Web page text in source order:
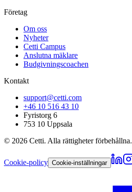
Företag
Om oss
Nyheter
Cetti Campus
Anslutna mäklare
Budgivningscoachen
Kontakt
support@cetti.com
+46 10 516 43 10
Fyristorg 6
753 10 Uppsala
© 2026 Cetti. Alla rättigheter förbehållna.
Cookie-policy Cookie-inställningar